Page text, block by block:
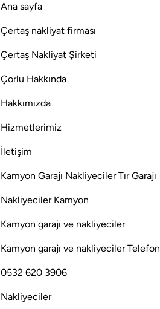
Ana sayfa
Çertaş nakliyat firması
Çertaş Nakliyat Şirketi
Çorlu Hakkında
Hakkımızda
Hizmetlerimiz
İletişim
Kamyon Garajı Nakliyeciler Tır Garajı
Nakliyeciler Kamyon
Kamyon garajı ve nakliyeciler
Kamyon garajı ve nakliyeciler Telefon
0532 620 3906
Nakliyeciler